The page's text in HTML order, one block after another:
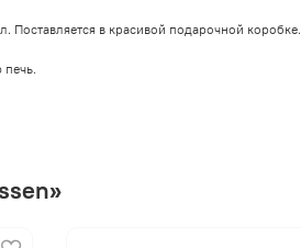
в красивой подарочной коробке.